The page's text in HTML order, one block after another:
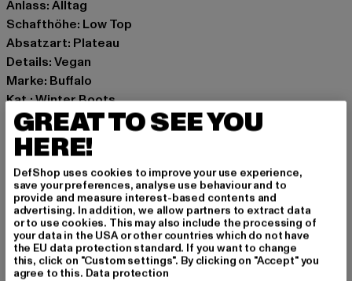
Anlass: Alltag
Schafthöhe: Low Top
Absatzart: Plateau
Details: Vegan
Marke: Buffalo
Kat.: Winter Boots
Farbe: schwarz
Hersteller Farbe: black
Obermaterial: sonstiges Material
Innenfutter: sonstiges Material
Art.Nr: 1620030-00007
Hersteller: Buffalo Boots GmbH |service-de@buffalo-
boots.com
Schanzenstraße 41 | 51063 Köln | DE
GREAT TO SEE YOU
HERE!
DefShop uses cookies to improve your use experience,
save your preferences, analyse use behaviour and to
provide and measure interest-based contents and
advertising. In addition, we allow partners to extract data
or to use cookies. This may also include the processing of
your data in the USA or other countries which do not have
the EU data protection standard. If you want to change
this, click on "Custom settings". By clicking on "Accept" you
agree to this. Data protection